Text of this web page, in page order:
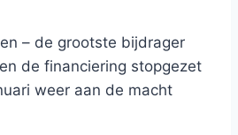
– de grootste bijdrager
de financiering stopgezet
weer aan de macht